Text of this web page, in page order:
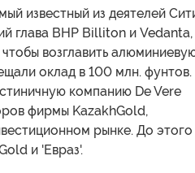
известный из деятелей
глава BHP Billiton и Vedanta,
возглавить
оклад в 100 млн. фунтов.
компанию De Vere
фирмы KazakhGold,
рынке. До
и 'Евраз'.